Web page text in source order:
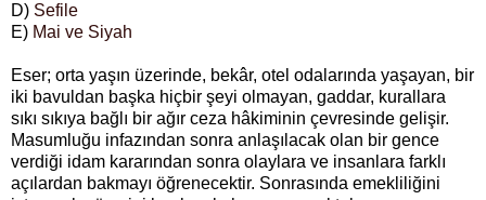
D) Sefile
E) Mai ve Siyah
Eser; orta yaşın üzerinde, bekâr, otel odalarında yaşayan, bir
iki bavuldan başka hiçbir şeyi olmayan, gaddar, kurallara
sıkı sıkıya bağlı bir ağır ceza hâkiminin çevresinde gelişir.
Masumluğu infazından sonra anlaşılacak olan bir gence
verdiği idam kararından sonra olaylara ve insanlara farklı
açılardan bakmayı öğrenecektir. Sonrasında emekliliğini